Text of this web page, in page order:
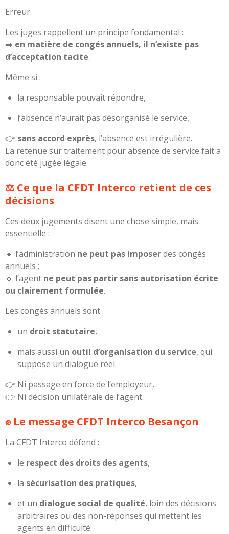
Erreur.
Les juges rappellent un principe fondamental :
➡️ en matière de congés annuels, il n’existe pas
d’acceptation tacite.
Même si :
la responsable pouvait répondre,
l’absence n’aurait pas désorganisé le service,
👉 sans accord exprès, l’absence est irrégulière.
La retenue sur traitement pour absence de service fait a
donc été jugée légale.
⚖️ Ce que la CFDT Interco retient de ces
décisions
Ces deux jugements disent une chose simple, mais
essentielle :
🔹 l’administration ne peut pas imposerdes congés
annuels ;
🔹 l’agent ne peut pas partir sans autorisation écrite
ou clairement formulée.
Les congés annuels sont :
un droit statutaire,
mais aussi un outil d’organisation du service, qui
suppose un dialogue réel.
👉 Ni passage en force de l’employeur,
👉 Ni décision unilatérale de l’agent.
✊ Le message CFDT Interco Besançon
La CFDT Interco défend :
le respect des droits des agents,
la sécurisation des pratiques,
et un dialogue social de qualité, loin des décisions
arbitraires ou des non-réponses qui mettent les
agents en difficulté.